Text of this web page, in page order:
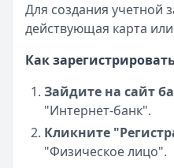
Для создания учетной
действующая карта
Как
Зайдите на сайт
"Интернет-банк".
Кликните
"Физическое лицо".